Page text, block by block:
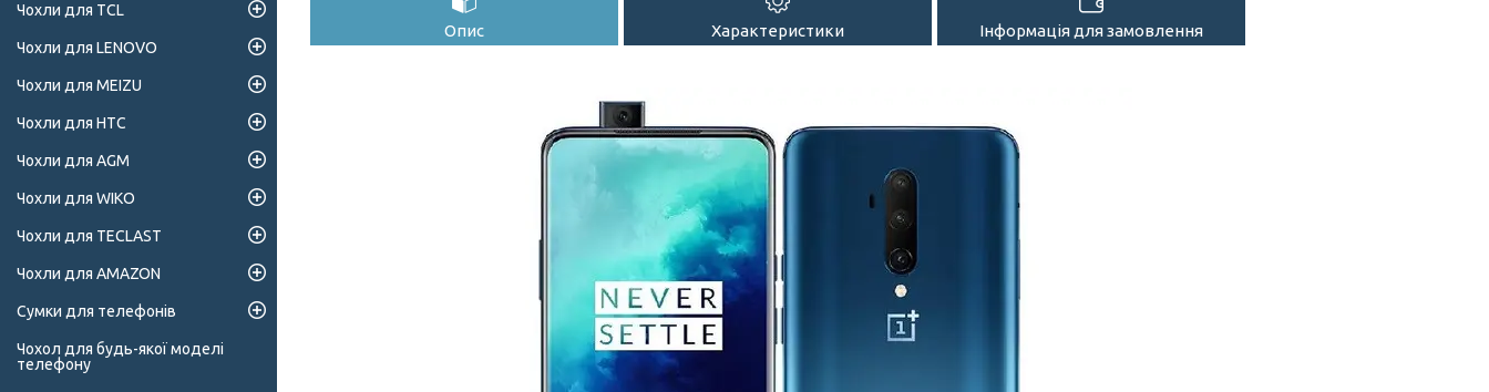
Опис Характеристики Інформація для замовлення
Чохли для TCL
Чохли для LENOVO
Чохли для MEIZU
Чохли для HTC
Чохли для AGM
Чохли для WIKO
Чохли для TECLAST
Чохли для AMAZON
Сумки для телефонів
Чохол для будь-якої моделі
телефону